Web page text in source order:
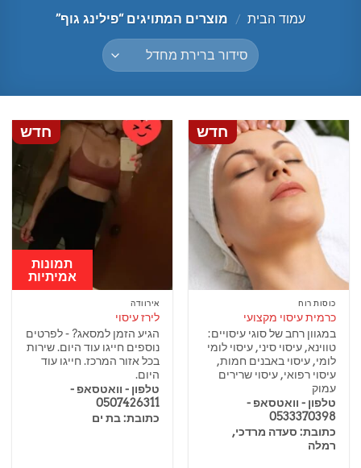
עמוד הבית / מוצרים המתויגים “פילינג גוף”
חדש
כוסות רוח
כרמית עיסוי מקצועי
במגוון רחב של סוגי עיסויים:
טווינא, עיסוי סיני, עיסוי לומי
לומי, עיסוי באבנים חמות,
עיסוי רפואי, עיסוי שרירים
עמוק
טלפון - וואטסאפ -
0533370398
כתובת: סעדה מרדכי,
רמלה
חדש
תמונות
אמיתיות
אירוודה
לירז עיסוי
הגיע הזמן למסאג? - לפרטים
נוספים חייגו עוד היום. שירות
בכל אזור המרכז. חייגו עוד
היום.
טלפון - וואטסאפ -
0507426311
כתובת: בת ים